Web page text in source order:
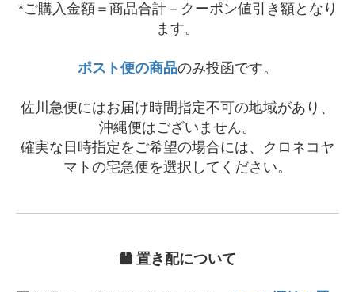
*ご購入金額＝商品合計－クーポン値引き額となり
ます。
ポスト便の商品のみ投函です。
佐川急便にはお届け時間指定不可の地域があり、
沖縄便はございません。
確実な日時指定をご希望の場合には、クロネコヤ
マトの宅急便を選択してください。
置き配について